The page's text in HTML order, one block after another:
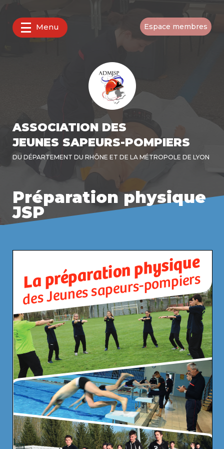
Menu Espace membres
ASSOCIATION DES
JEUNES SAPEURS-POMPIERS
DU DÉPARTEMENT DU RHÔNE ET DE LA MÉTROPOLE DE LYON
Préparation physique
JSP